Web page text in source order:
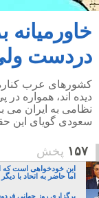
دردست
کشورهای عرب
دیده اند، همواره
نظامی به ایران می
سعودی گویای این
۱۵۷ پخش
این خودخواهی است که
اما حاضر به اتحاد با
برگزاری روز جهانی